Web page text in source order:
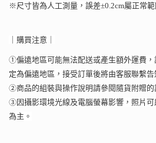
※尺寸皆為人工測量，誤差±0.2cm屬正常範
｜購買注意｜
①偏遠地區可能無法配送或產生額外運費
定為偏遠地區，接受訂單後將由客服聯繫告
②商品的組裝與操作說明請參閱隨貨附贈的
③因攝影環境光線及電腦螢幕影響，照片
為主。